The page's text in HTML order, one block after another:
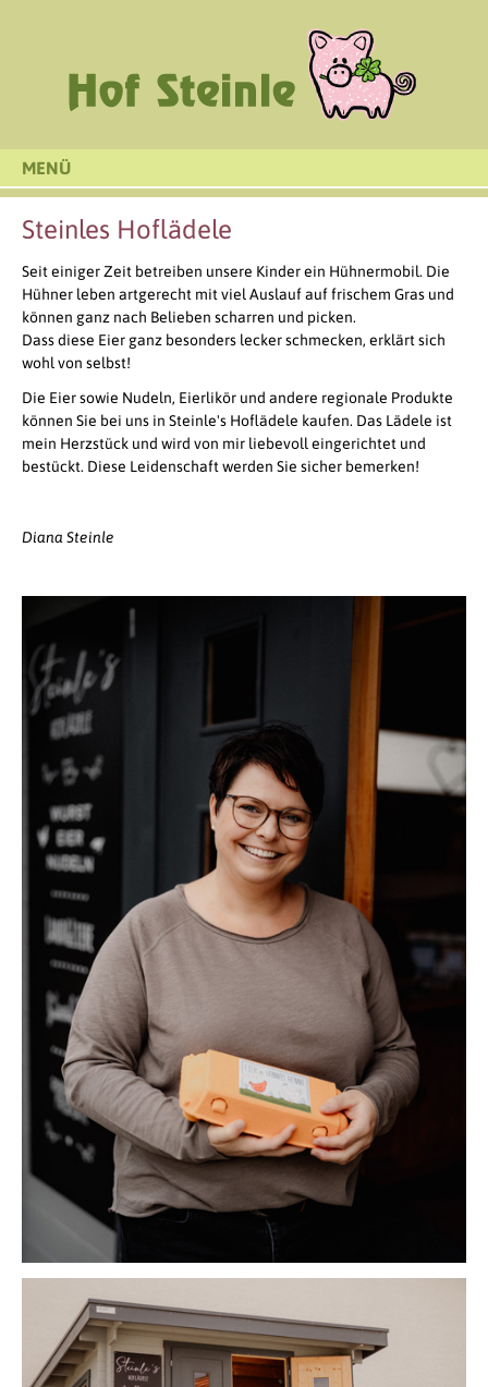
MENÜ
Steinles Hoflädele
Seit einiger Zeit betreiben unsere Kinder ein Hühnermobil. Die
Hühner leben artgerecht mit viel Auslauf auf frischem Gras und
können ganz nach Belieben scharren und picken.
Dass diese Eier ganz besonders lecker schmecken, erklärt sich
wohl von selbst!
Die Eier sowie Nudeln, Eierlikör und andere regionale Produkte
können Sie bei uns in Steinle's Hoflädele kaufen. Das Lädele ist
mein Herzstück und wird von mir liebevoll eingerichtet und
bestückt. Diese Leidenschaft werden Sie sicher bemerken!
Diana Steinle